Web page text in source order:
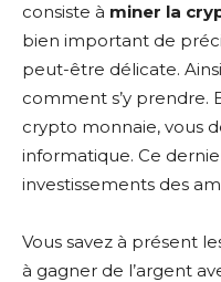
consiste à miner la
bien important de
peut-être délicate.
comment s’y prendre.
crypto monnaie, vous
informatique. Ce
investissements des
Vous savez à présent
à gagner de l’argent